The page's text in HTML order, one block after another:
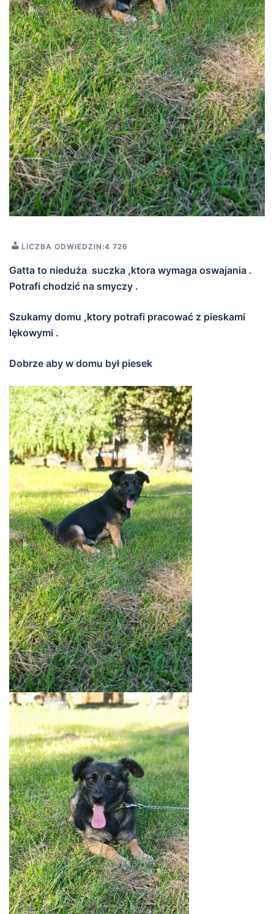
LICZBA ODWIEDZIN:4 726
Gatta to nieduża suczka ,ktora wymaga oswajania .
Potrafi chodzić na smyczy .
Szukamy domu ,ktory potrafi pracować z pieskami
lękowymi .
Dobrze aby w domu był piesek